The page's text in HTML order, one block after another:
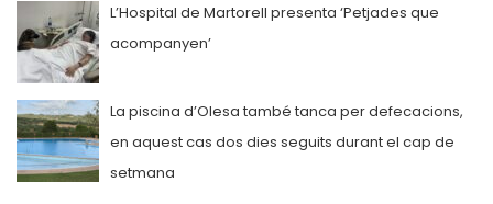
L’Hospital de Martorell presenta ‘Petjades que
acompanyen’
La piscina d’Olesa també tanca per defecacions,
en aquest cas dos dies seguits durant el cap de
setmana